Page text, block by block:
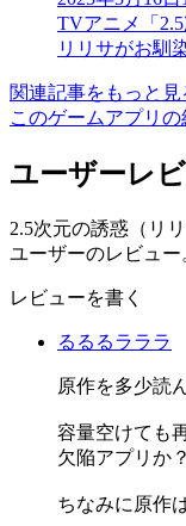
TVアニメ「
リリサがお馴
関連記事をもっと見
このゲームアプリ
ユーザーレ
2.5次元の誘惑（リ
ユーザーのレビュー
レビューを書く
るるるラララ
原作を多少読
容量空けても
欠陥アプリか？
ちなみに原作